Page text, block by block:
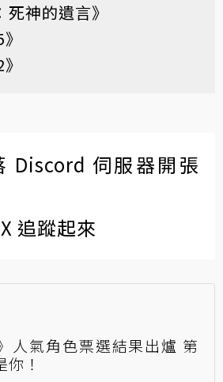
神的遺言》
Discord 伺服器開張
追蹤起來
人氣角色票選結果出爐 第
！